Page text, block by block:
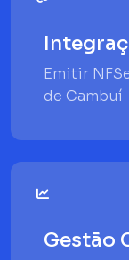
Emitir
de Cambuí
Gestão